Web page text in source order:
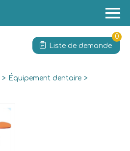
Liste de demande
0
> Équipement dentaire >